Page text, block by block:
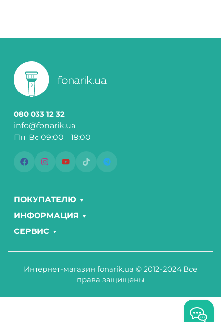
080 033 12 32
info@fonarik.ua
Пн-Вс 09:00 - 18:00
ПОКУПАТЕЛЮ
ИНФОРМАЦИЯ
СЕРВИС
Интернет-магазин fonarik.ua © 2012-2024 Все
права защищены